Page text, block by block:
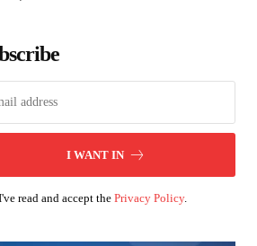
I WANT IN
read and accept thePrivacy Policy.